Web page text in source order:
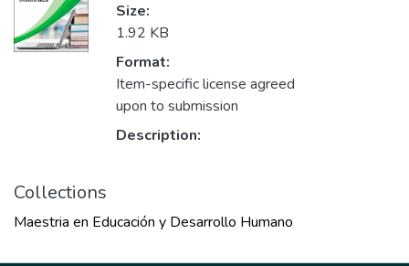
Size:
1.92 KB
Format:
Item-specific license agreed
upon to submission
Description:
Collections
Maestria en Educación y Desarrollo Humano